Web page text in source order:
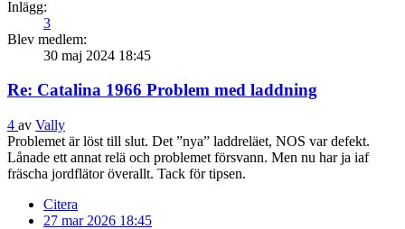
Inlägg:
3
Blev medlem:
30 maj 2024 18:45
Re: Catalina 1966 Problem med laddning
4 av Vally
Problemet är löst till slut. Det ”nya” laddreläet, NOS var defekt.
Lånade ett annat relä och problemet försvann. Men nu har ja iaf
fräscha jordflätor överallt. Tack för tipsen.
Citera
27 mar 2026 18:45